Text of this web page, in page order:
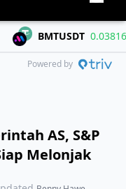
BMTUSDT 0.03816
Powered by
AS, S&P
Melonjak